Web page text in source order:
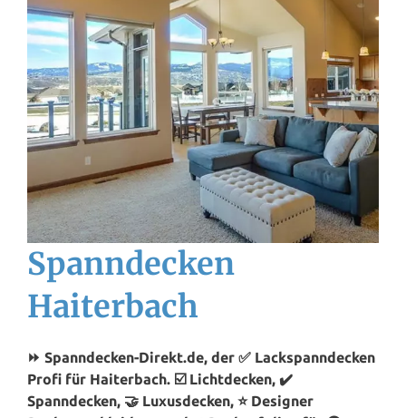
Spanndecken
Haiterbach
⏩ Spanndecken-Direkt.de, der ✅ Lackspanndecken
Profi für Haiterbach. ☑️ Lichtdecken, ✔️
Spanndecken, 🤝 Luxusdecken, ⭐ Designer